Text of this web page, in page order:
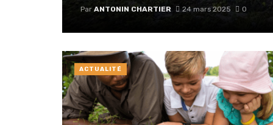
Par ANTONIN CHARTIER 24 mars 2025 0
ACTUALITÉ